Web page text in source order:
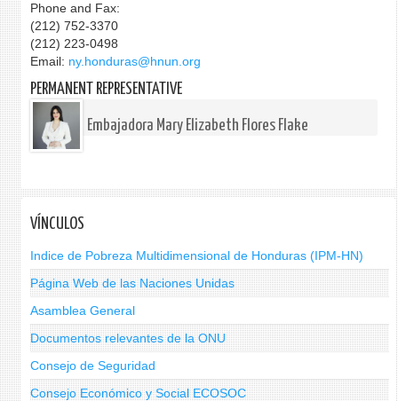
Phone and Fax:
(212) 752-3370
(212) 223-0498
Email: ny.honduras@hnun.org
PERMANENT REPRESENTATIVE
Embajadora Mary Elizabeth Flores Flake
VÍNCULOS
Indice de Pobreza Multidimensional de Honduras (IPM-HN)
Página Web de las Naciones Unidas
Asamblea General
Documentos relevantes de la ONU
Consejo de Seguridad
Consejo Económico y Social ECOSOC